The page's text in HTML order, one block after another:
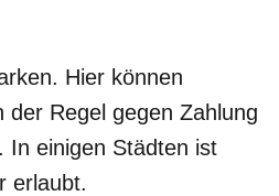
Hier können
Regel gegen Zahlung
In einigen Städten ist
erlaubt.